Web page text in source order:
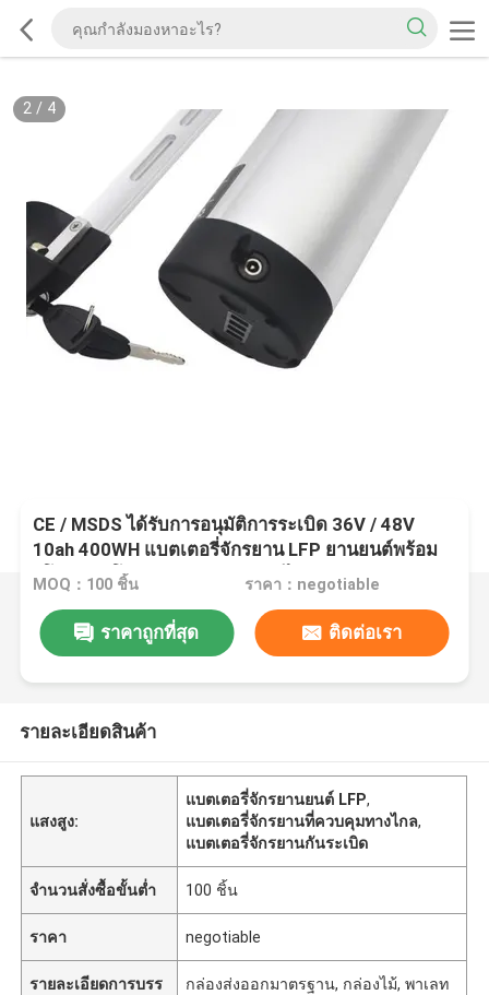
2/ 4
CE / MSDS ได้รับการอนุมัติการระเบิด 36V / 48V
10ah 400WH แบตเตอรี่จักรยาน LFP ยานยนต์พร้อม
รีโมทคอนโทรลสำหรับรถสามล้อไฟฟ้า
MOQ：100 ชิ้น ราคา：negotiable
ราคาถูกที่สุด ติดต่อเรา
รายละเอียดสินค้า
แสงสูง:
แบตเตอรี่จักรยานยนต์ LFP,
แบตเตอรี่จักรยานที่ควบคุมทางไกล,
แบตเตอรี่จักรยานกันระเบิด
จำนวนสั่งซื้อขั้นต่ำ 100 ชิ้น
ราคา negotiable
รายละเอียดการบรร
กล่องส่งออกมาตรฐาน, กล่องไม้, พาเลท